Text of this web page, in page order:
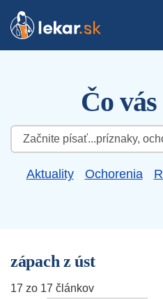
Čo
Hľadať:
Aktuality Ochorenia
zápach z úst
17 zo 17 článkov